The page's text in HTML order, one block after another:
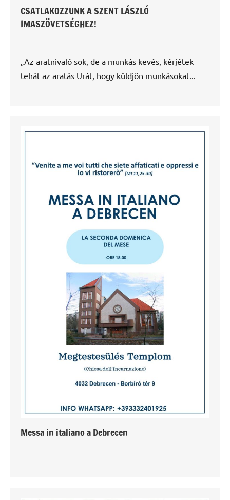
CSATLAKOZZUNK A SZENT LÁSZLÓ
IMASZÖVETSÉGHEZ!
„Az aratnivaló sok, de a munkás kevés, kérjétek
tehát az aratás Urát, hogy küldjön munkásokat...
Messa in italiano a Debrecen